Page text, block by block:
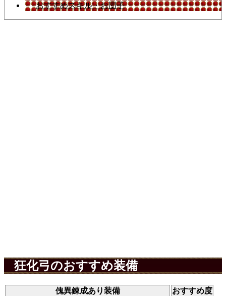
おすすめスキル・お団子
狂化弓のおすすめ装備
傀異錬成あり装備
おすすめ度